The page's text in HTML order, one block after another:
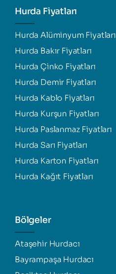
Hurda Fiyatları
Hurda Alüminyum Fiyatları
Hurda Bakır Fiyatları
Hurda Çinko Fiyatları
Hurda Demir Fiyatları
Hurda Kablo Fiyatları
Hurda Kurşun Fiyatları
Hurda Paslanmaz Fiyatları
Hurda Sarı Fiyatları
Hurda Karton Fiyatları
Hurda Kağıt Fiyatları
Bölgeler
Ataşehir Hurdacı
Bayrampaşa Hurdacı